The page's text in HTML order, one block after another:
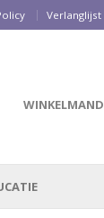
Verlanglijst
WINKELMAND